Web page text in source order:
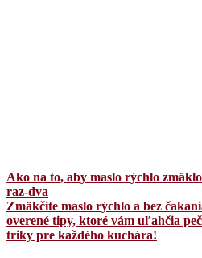
Ako na to, aby maslo rýchlo
raz-dva
Zmäkčite maslo rýchlo a bez
overené tipy, ktoré vám uľahčia
triky pre každého kuchára!